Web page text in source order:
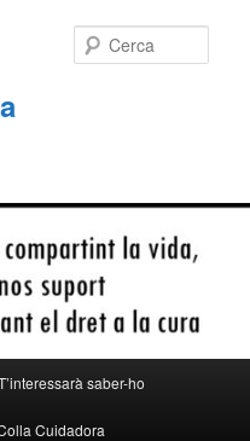
saber-ho
Cuidadora